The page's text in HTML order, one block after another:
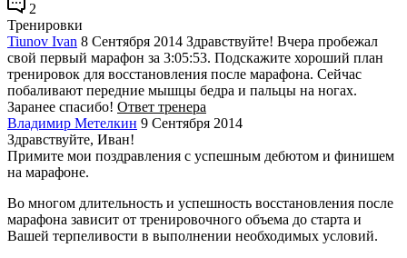
2
Тренировки
Tiunov Ivan 8 Сентября 2014 Здравствуйте! Вчера пробежал
свой первый марафон за 3:05:53. Подскажите хороший план
тренировок для восстановления после марафона. Сейчас
побаливают передние мышцы бедра и пальцы на ногах.
Заранее спасибо! Ответ тренера
Владимир Метелкин 9 Сентября 2014
Здравствуйте, Иван!
Примите мои поздравления с успешным дебютом и финишем
на марафоне.
Во многом длительность и успешность восстановления после
марафона зависит от тренировочного объема до старта и
Вашей терпеливости в выполнении необходимых условий.